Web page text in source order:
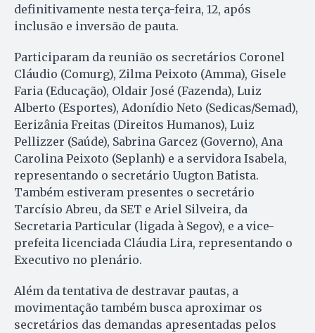
definitivamente nesta terça-feira, 12, após
inclusão e inversão de pauta.
Participaram da reunião os secretários Coronel
Cláudio (Comurg), Zilma Peixoto (Amma), Gisele
Faria (Educação), Oldair José (Fazenda), Luiz
Alberto (Esportes), Adonídio Neto (Sedicas/Semad),
Eerizânia Freitas (Direitos Humanos), Luiz
Pellizzer (Saúde), Sabrina Garcez (Governo), Ana
Carolina Peixoto (Seplanh) e a servidora Isabela,
representando o secretário Uugton Batista.
Também estiveram presentes o secretário
Tarcísio Abreu, da SET e Ariel Silveira, da
Secretaria Particular (ligada à Segov), e a vice-
prefeita licenciada Cláudia Lira, representando o
Executivo no plenário.
Além da tentativa de destravar pautas, a
movimentação também busca aproximar os
secretários das demandas apresentadas pelos